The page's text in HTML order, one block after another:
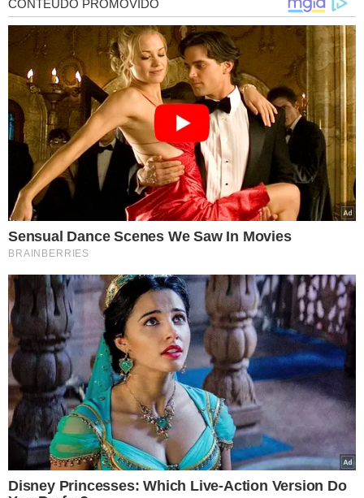
A transação foi avaliada em 7,2 bilhões de euros, segundo
comunicado da Bolsa de Frankfurt.